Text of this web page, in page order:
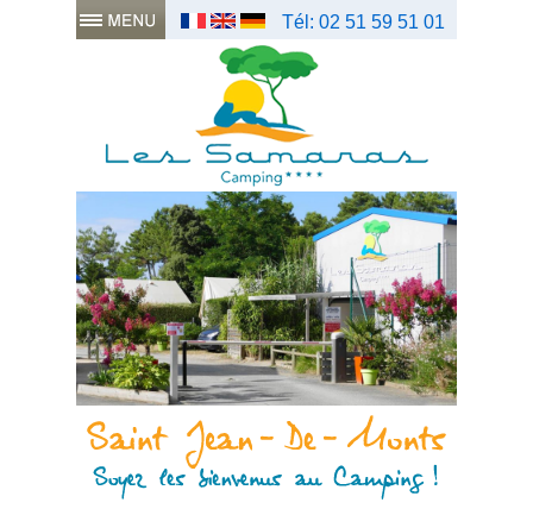
Tél: 02 51 59 51 01